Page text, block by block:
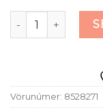
Leðurmerkimiðar
Vörunúmer: 8528271